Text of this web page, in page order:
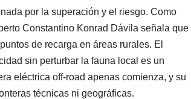
por la superación y el riesgo. Como
Constantino Konrad Dávila señala que
de recarga en áreas rurales. El
sin perturbar la fauna local es un
eléctrica off-road apenas comienza, y su
técnicas ni geográficas.